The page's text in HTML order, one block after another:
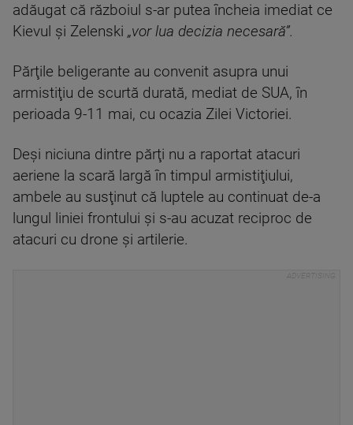
adăugat că războiul s-ar putea încheia imediat ce
Kievul şi Zelenski „vor lua decizia necesară”.
Părţile beligerante au convenit asupra unui
armistiţiu de scurtă durată, mediat de SUA, în
perioada 9-11 mai, cu ocazia Zilei Victoriei.
Deşi niciuna dintre părţi nu a raportat atacuri
aeriene la scară largă în timpul armistiţiului,
ambele au susţinut că luptele au continuat de-a
lungul liniei frontului şi s-au acuzat reciproc de
atacuri cu drone şi artilerie.